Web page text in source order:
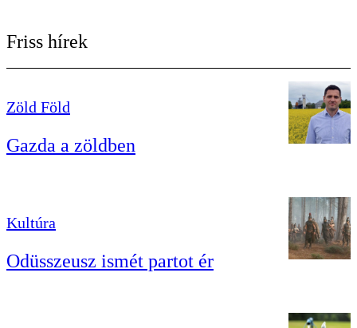
Friss hírek
Zöld Föld
Gazda a zöldben
Kultúra
Odüsszeusz ismét partot ér